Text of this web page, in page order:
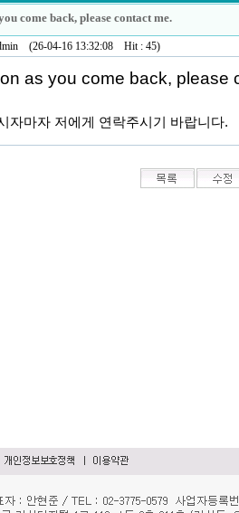
견
come back, please contact me.
(26-04-16 13:32:08 Hit : 45)
as you come back, please
자마자 저에게 연락주시기 바랍니다.